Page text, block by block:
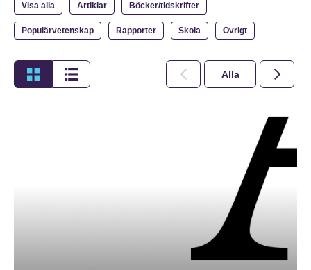
Visa alla Artiklar Böcker/tidskrifter
Populärvetenskap Rapporter Skola Övrigt
Alla 2026